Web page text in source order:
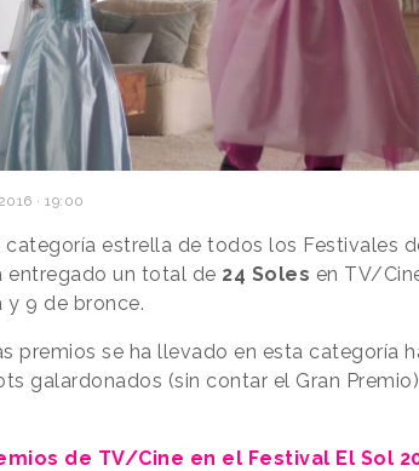
· 19:00
categoría estrella de todos los Festivales
entregado un total de 24 Soles en TV/
y 9 de bronce.
premios se ha llevado en esta categoría
galardonados (sin contar el Gran
de TV/Cine en el Festival El Sol